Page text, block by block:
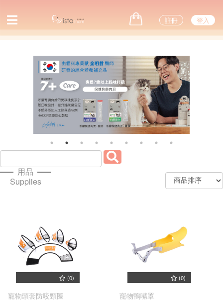
註冊 登入
Previous Next
用品
Supplies
(0)
寵物頭套防咬頸圈
(0)
寵物鴨嘴罩